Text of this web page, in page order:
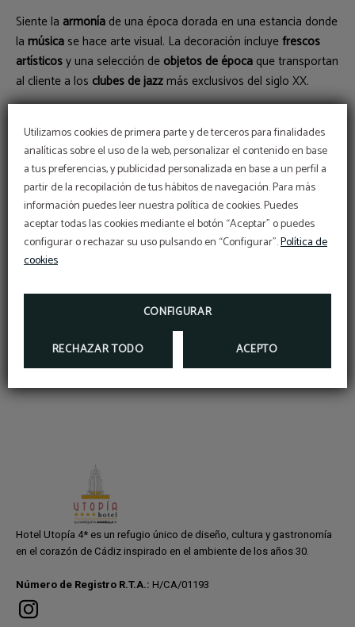
Utilizamos cookies de primera parte y de terceros para finalidades
analíticas sobre el uso de la web, personalizar el contenido en base
a tus preferencias, y publicidad personalizada en base a un perfil a
partir de la recopilación de tus hábitos de navegación. Para más
información puedes leer nuestra política de cookies. Puedes
aceptar todas las cookies mediante el botón “Aceptar” o puedes
configurar o rechazar su uso pulsando en “Configurar”.Política de
cookies
CONFIGURAR
RECHAZAR TODO ACEPTO
Siente la armonía de una época dorada en una estancia donde
la música se hace arte visual. La decoración incluyefrescos
artísticosy una selección de objetos de época que transportan
al cliente a los clubes de jazzmás exclusivos del siglo XX.
Reservar
Aire acondicionado Bañera de hidromasaje
Baño privado
Wi-Fi
Hotel Utopía 4* es un refugio único de diseño, cultura y gastronomía
en el corazón de Cádiz inspirado en el ambiente de los años 30.
Número de Registro R.T.A.: H/CA/01193